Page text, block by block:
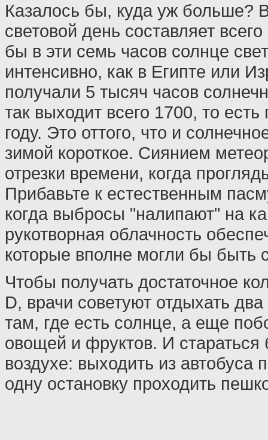
Казалось бы, куда уж больше?
световой день составляет
бы в эти семь часов солнце
интенсивно, как в Египте или
получали 5 тысяч часов
так выходит всего 1700, то
году. Это оттого, что и
зимой короткое. Сиянием
отрезки времени, когда
Прибавьте к естественным
когда выбросы "налипают" на
рукотворная облачность
которые вполне могли бы быть
Чтобы получать достаточное
D, врачи советуют отдыхать
там, где есть солнце, а еще
овощей и фруктов. И
воздухе: выходить из автобуса
одну остановку проходить